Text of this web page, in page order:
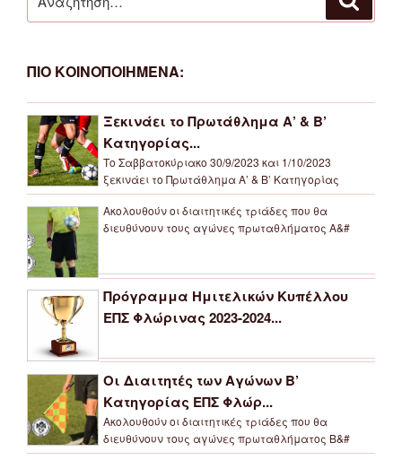
για:
ΠΙΟ ΚΟΙΝΟΠΟΙΗΜΕΝΑ:
Ξεκινάει το Πρωτάθλημα Α’ & Β’
Κατηγορίας...
Το Σαββατοκύριακο 30/9/2023 και 1/10/2023
ξεκινάει το Πρωτάθλημα Α’ & Β’ Κατηγορίας
Ακολουθούν οι διαιτητικές τριάδες που θα
διευθύνουν τους αγώνες πρωταθλήματος Α&#
Πρόγραμμα Ημιτελικών Κυπέλλου
ΕΠΣ Φλώρινας 2023-2024...
Οι Διαιτητές των Αγώνων Β’
Κατηγορίας ΕΠΣ Φλώρ...
Ακολουθούν οι διαιτητικές τριάδες που θα
διευθύνουν τους αγώνες πρωταθλήματος Β&#